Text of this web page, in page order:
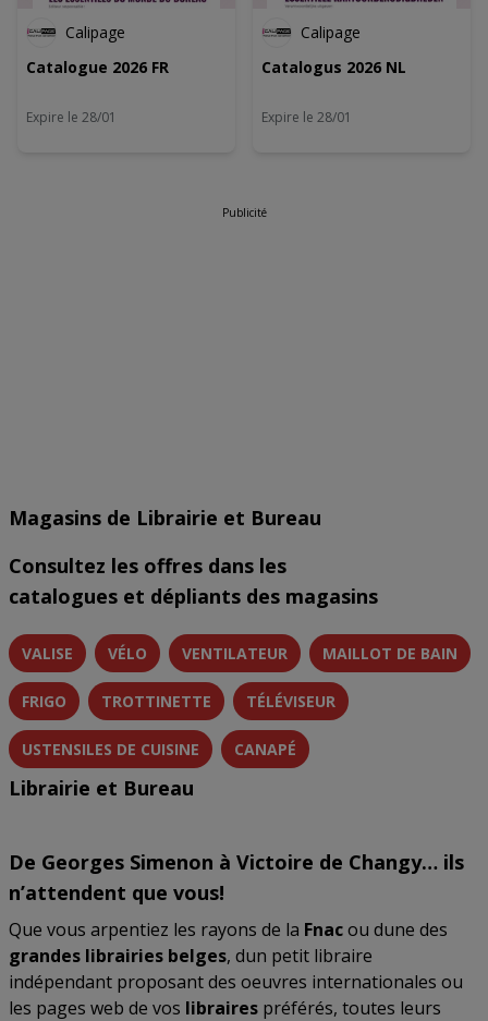
Calipage
Catalogue 2026 FR
Expire le 28/01
Calipage
Catalogus 2026 NL
Expire le 28/01
Publicité
Magasins de Librairie et Bureau
Consultez les offres dans les
catalogues et dépliants des magasins
VALISE VÉLO VENTILATEUR MAILLOT DE BAIN
FRIGO TROTTINETTE TÉLÉVISEUR
USTENSILES DE CUISINE CANAPÉ
Librairie et Bureau
De Georges Simenon à Victoire de Changy… ils
n’attendent que vous!
Que vous arpentiez les rayons de la Fnacou dune des
grandes librairies belges, dun petit libraire
indépendant proposant des oeuvres internationales ou
les pages web de vos libraires préférés, toutes leurs
en/of openen. Gepersonaliseerde advertenties en content,
advertentie- en contentmetingen, doelgroepenonderzoek en
ontwikkeling van diensten.
Partnerlijst (derden)